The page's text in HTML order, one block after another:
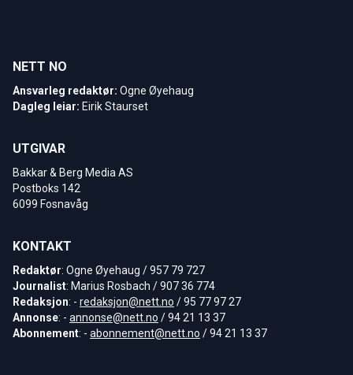
NETT NO
Ansvarleg redaktør: Ogne Øyehaug
Dagleg leiar: Eirik Staurset
UTGIVAR
Bakkar & Berg Media AS
Postboks 142
6099 Fosnavåg
KONTAKT
Redaktør: Ogne Øyehaug / 957 79 727
Journalist: Marius Rosbach / 907 36 774
Redaksjon: - redaksjon@nett.no / 95 77 97 27
Annonse: - annonse@nett.no / 94 21 13 37
Abonnement: - abonnement@nett.no / 94 21 13 37